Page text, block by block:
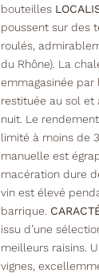
bouteilles
poussent sur des
roulés,
du Rhône). La
emmagasinée par
restituée au sol et
nuit. Le
limité à moins de
manuelle est
macération dure
vin est élevé
barrique.
issu d’une
meilleurs raisins.
vignes,